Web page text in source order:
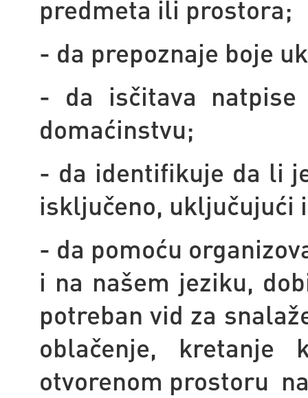
predmeta ili prostora;
- da prepoznaje boje
- da isčitava
domaćinstvu;
- da identifikuje da li
isključeno, uključujući
- da pomoću
i na našem jeziku,
potreban vid za
oblačenje,
otvorenom prostoru